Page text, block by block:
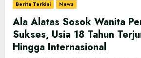
Berita Terkini News
Ala Alatas Sosok Wanita
Sukses, Usia 18 Tahun
Hingga Internasional